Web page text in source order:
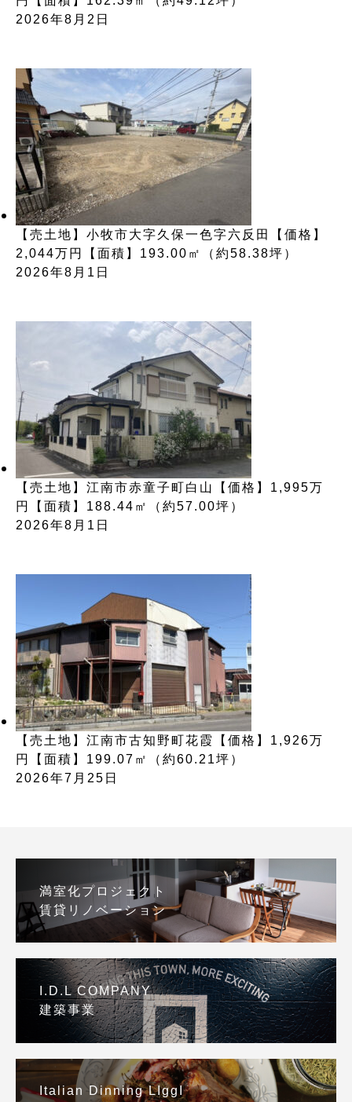
2026年8月2日
【売土地】小牧市大字久保一色字六反田【価格】
2,044万円【面積】193.00㎡（約58.38坪）
2026年8月1日
【売土地】江南市赤童子町白山【価格】1,995万
円【面積】188.44㎡（約57.00坪）
2026年8月1日
【売土地】江南市古知野町花霞【価格】1,926万
円【面積】199.07㎡（約60.21坪）
2026年7月25日
満室化プロジェクト
賃貸リノベーション
I.D.L COMPANY
建築事業
Italian Dinning LIggI